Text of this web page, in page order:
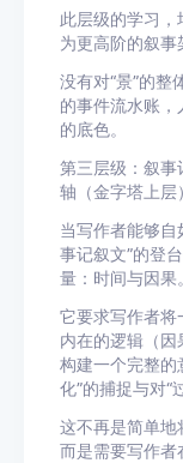
此层级的学习，
为更高阶的叙事
没有对“景”的整
的事件流水账
的底色。
第三层级：叙
轴（金字塔上层）
当写作者能够自
事记叙文”的登
量：时间与因果。
它要求写作者将
内在的逻辑（
构建一个完整的
化”的捕捉与对“
这不再是简单地
而是需要写作者